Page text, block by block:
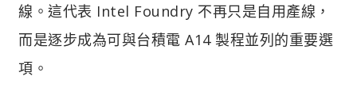
線。這代表 Intel Foundry 不再只是自用產線，
而是逐步成為可與台積電 A14 製程並列的重要選
項。